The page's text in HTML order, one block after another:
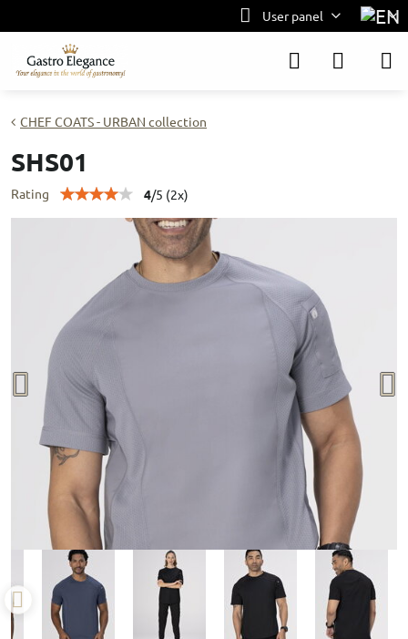
User panel
CHEF COATS - URBAN collection
SHS01
Rating 4/5 (2x)